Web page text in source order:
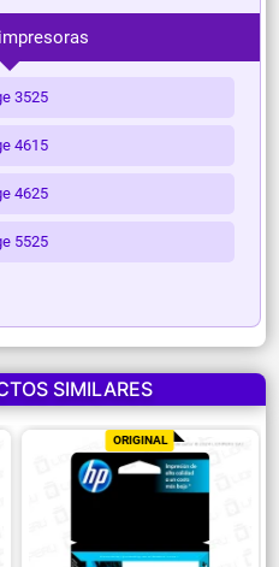
3525
4615
4625
5525
SIMILARES
ORIGINAL